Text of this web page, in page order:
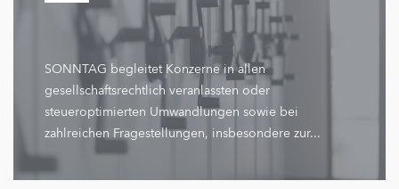
SONNTAG begleitet Konzerne in allen
gesellschaftsrechtlich veranlassten oder
steueroptimierten Umwandlungen sowie bei
zahlreichen Fragestellungen, insbesondere zur...